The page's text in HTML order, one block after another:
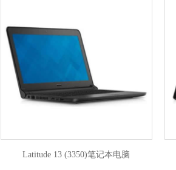
Latitude 13 (3350)笔记本电脑